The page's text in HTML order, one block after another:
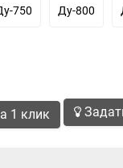
750 Ду-800
1 клик